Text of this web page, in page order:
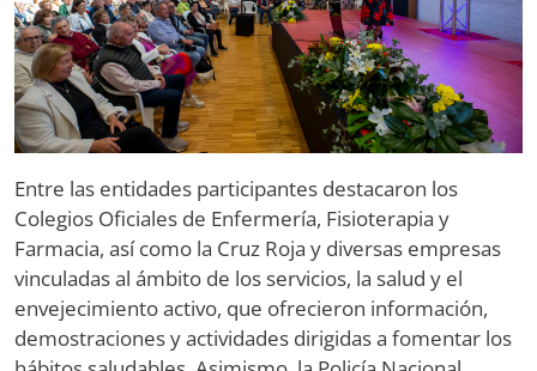
Entre las entidades participantes destacaron los
Colegios Oficiales de Enfermería, Fisioterapia y
Farmacia, así como la Cruz Roja y diversas empresas
vinculadas al ámbito de los servicios, la salud y el
envejecimiento activo, que ofrecieron información,
demostraciones y actividades dirigidas a fomentar los